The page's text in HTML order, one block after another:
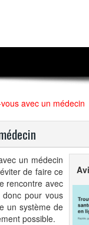
avec un médecin
un médecin
de faire ce
rencontre avec
donc pour vous
un système de
possible.